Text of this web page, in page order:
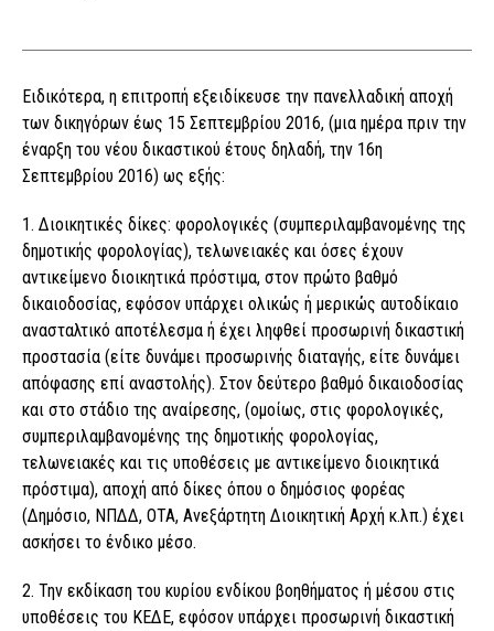
Ειδικότερα, η επιτροπή εξειδίκευσε την πανελλαδική αποχή
των δικηγόρων έως 15 Σεπτεμβρίου 2016, (μια ημέρα πριν την
έναρξη του νέου δικαστικού έτους δηλαδή, την 16η
Σεπτεμβρίου 2016) ως εξής:
1. Διοικητικές δίκες: φορολογικές (συμπεριλαμβανομένης της
δημοτικής φορολογίας), τελωνειακές και όσες έχουν
αντικείμενο διοικητικά πρόστιμα, στον πρώτο βαθμό
δικαιοδοσίας, εφόσον υπάρχει ολικώς ή μερικώς αυτοδίκαιο
ανασταλτικό αποτέλεσμα ή έχει ληφθεί προσωρινή δικαστική
προστασία (είτε δυνάμει προσωρινής διαταγής, είτε δυνάμει
απόφασης επί αναστολής). Στον δεύτερο βαθμό δικαιοδοσίας
και στο στάδιο της αναίρεσης, (ομοίως, στις φορολογικές,
συμπεριλαμβανομένης της δημοτικής φορολογίας,
τελωνειακές και τις υποθέσεις με αντικείμενο διοικητικά
πρόστιμα), αποχή από δίκες όπου ο δημόσιος φορέας
(Δημόσιο, ΝΠΔΔ, ΟΤΑ, Ανεξάρτητη Διοικητική Αρχή κ.λπ.) έχει
ασκήσει το ένδικο μέσο.
2. Την εκδίκαση του κυρίου ενδίκου βοηθήματος ή μέσου στις
υποθέσεις του ΚΕΔΕ, εφόσον υπάρχει προσωρινή δικαστική